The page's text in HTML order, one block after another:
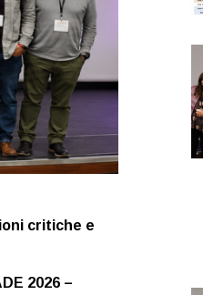
critiche e
2026 –